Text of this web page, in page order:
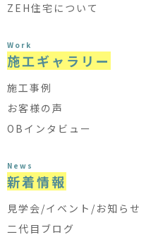
ZEH住宅について
Work
施工ギャラリー
施工事例
お客様の声
OBインタビュー
News
新着情報
見学会/イベント/お知らせ
二代目ブログ